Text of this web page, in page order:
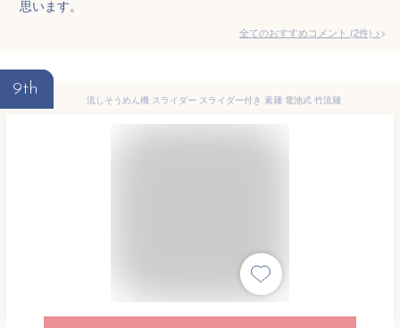
思います。
全てのおすすめコメント (2件) >
9th
流しそうめん機 スライダー スライダー付き 素麺 電池式 竹流麺